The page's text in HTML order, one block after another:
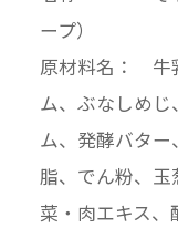
ープ）
原材料名： 牛
ム、ぶなしめ
ム、発酵バタ
脂、でん粉、
菜・肉エキス